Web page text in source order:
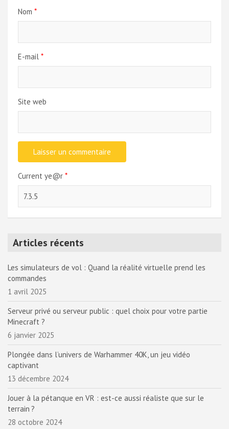
Nom *
E-mail *
Site web
Current ye@r *
Articles récents
Les simulateurs de vol : Quand la réalité virtuelle prend les
commandes
1 avril 2025
Serveur privé ou serveur public : quel choix pour votre partie
Minecraft ?
6 janvier 2025
Plongée dans l’univers de Warhammer 40K, un jeu vidéo
captivant
13 décembre 2024
Jouer à la pétanque en VR : est-ce aussi réaliste que sur le
terrain ?
28 octobre 2024